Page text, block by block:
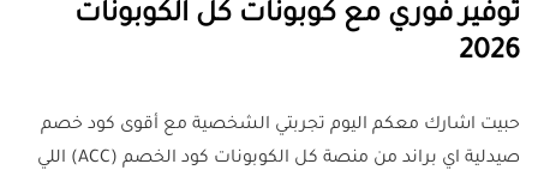
توفير فوري مع كوبونات كل الكوبونات
2026
حبيت اشارك معكم اليوم تجربتي الشخصية مع أقوى كود خصم
صيدلية اي براند من منصة كل الكوبونات كود الخصم (ACC) اللي